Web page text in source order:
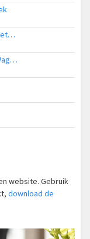
Kustwachthelikopter naar Oosterzee, Ketellap
Kustwachthelikopter naar Hoogwoud, Wagenweg
website. Gebruik
download de